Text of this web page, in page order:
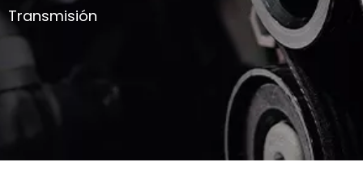
Transmisión